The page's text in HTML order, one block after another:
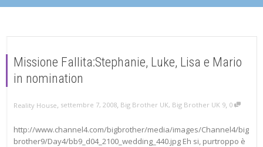
Missione Fallita:Stephanie, Luke, Lisa e Mario
in nomination
Reality House, settembre 7, 2008, Big Brother UK, Big Brother UK 9, 0
http://www.channel4.com/bigbrother/media/images/Channel4/big
brother9/Day4/bb9_d04_2100_wedding_440.jpg Eh si, purtroppo è